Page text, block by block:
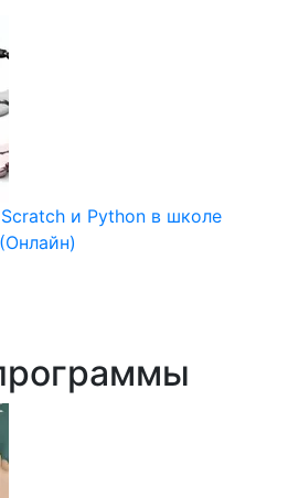
и Python в школе